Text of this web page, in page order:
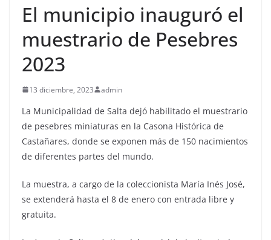
El municipio inauguró el
muestrario de Pesebres
2023
13 diciembre, 2023 admin
La Municipalidad de Salta dejó habilitado el muestrario
de pesebres miniaturas en la Casona Histórica de
Castañares, donde se exponen más de 150 nacimientos
de diferentes partes del mundo.
La muestra, a cargo de la coleccionista María Inés José,
se extenderá hasta el 8 de enero con entrada libre y
gratuita.